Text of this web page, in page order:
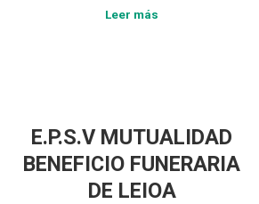
Leer más
E.P.S.V MUTUALIDAD
BENEFICIO FUNERARIA
DE LEIOA